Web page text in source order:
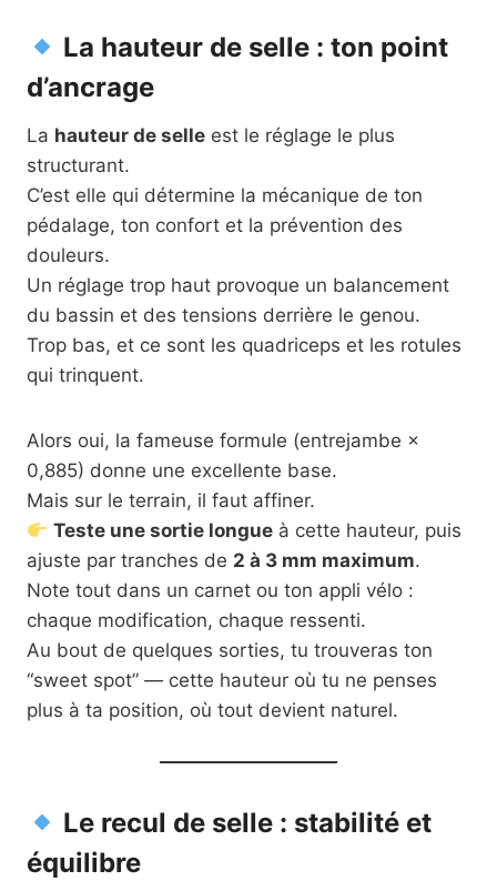
La hauteur de selle : ton point
d’ancrage
La hauteur de selle est le réglage le plus
structurant.
C’est elle qui détermine la mécanique de ton
pédalage, ton confort et la prévention des
douleurs.
Un réglage trop haut provoque un balancement
du bassin et des tensions derrière le genou.
Trop bas, et ce sont les quadriceps et les rotules
qui trinquent.
Alors oui, la fameuse formule (entrejambe ×
0,885) donne une excellente base.
Mais sur le terrain, il faut affiner.
Teste une sortie longue à cette hauteur, puis
ajuste par tranches de 2 à 3 mm maximum.
Note tout dans un carnet ou ton appli vélo :
chaque modification, chaque ressenti.
Au bout de quelques sorties, tu trouveras ton
“sweet spot” — cette hauteur où tu ne penses
plus à ta position, où tout devient naturel.
Le recul de selle : stabilité et
équilibre